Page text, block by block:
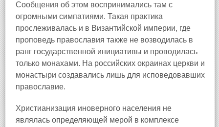
Сообщения об этом воспринимались там с
огромными симпатиями. Такая практика
прослеживалась и в Византийской империи, где
проповедь православия также не возводилась в
ранг государственной инициативы и проводилась
только монахами. На российских окраинах церкви и
монастыри создавались лишь для исповедовавших
православие.
Христианизация иноверного населения не
являлась определяющей мерой в комплексе